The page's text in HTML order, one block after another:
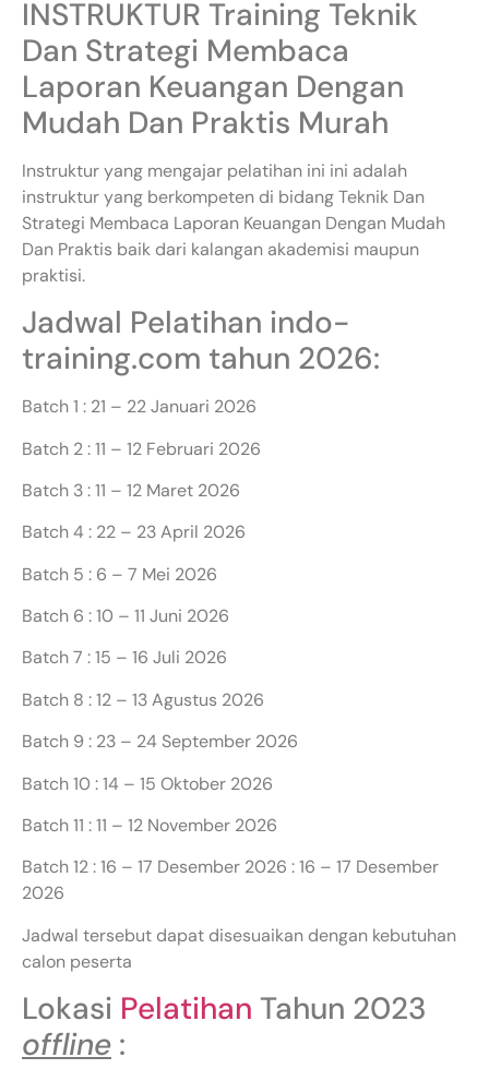
INSTRUKTUR Training Teknik
Dan Strategi Membaca
Laporan Keuangan Dengan
Mudah Dan Praktis Murah
Instruktur yang mengajar pelatihan ini ini adalah
instruktur yang berkompeten di bidang Teknik Dan
Strategi Membaca Laporan Keuangan Dengan Mudah
Dan Praktis baik dari kalangan akademisi maupun
praktisi.
Jadwal Pelatihan indo-
training.com tahun 2026:
Batch 1 : 21 – 22 Januari 2026
Batch 2 : 11 – 12 Februari 2026
Batch 3 : 11 – 12 Maret 2026
Batch 4 : 22 – 23 April 2026
Batch 5 : 6 – 7 Mei 2026
Batch 6 : 10 – 11 Juni 2026
Batch 7 : 15 – 16 Juli 2026
Batch 8 : 12 – 13 Agustus 2026
Batch 9 : 23 – 24 September 2026
Batch 10 : 14 – 15 Oktober 2026
Batch 11 : 11 – 12 November 2026
Batch 12 : 16 – 17 Desember 2026 : 16 – 17 Desember
2026
Jadwal tersebut dapat disesuaikan dengan kebutuhan
calon peserta
Lokasi Pelatihan Tahun 2023
offline :